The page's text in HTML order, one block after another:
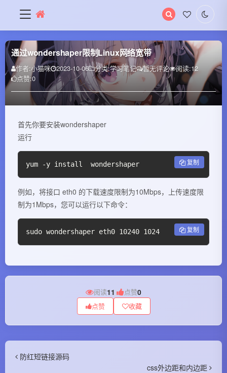
搜
索
关
键
字
通过wondershaper限制Linux网络宽带
作者:小猫咪 2023-10-06 分类:学习笔记 暂无评论 阅读:12
点赞:0
首先你要安装wondershaper
运行
yum -y install  wondershaper 复制
例如，将接口 eth0 的下载速度限制为10Mbps，上传速度限
制为1Mbps，您可以运行以下命令：
sudo wondershaper eth0 10240 1024 复制
阅读11 点赞0
点赞 收藏
防红短链接源码
css外边距和内边距